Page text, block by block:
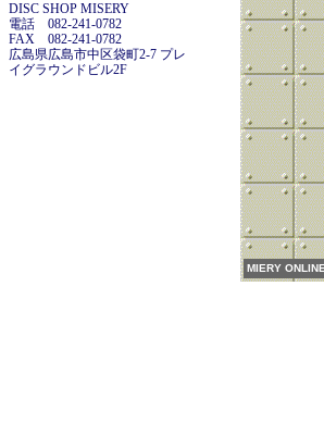
DISC SHOP MISERY
電話 082-241-0782
FAX 082-241-0782
広島県広島市中区袋町2-7 プレ
イグラウンドビル2F
MIERY